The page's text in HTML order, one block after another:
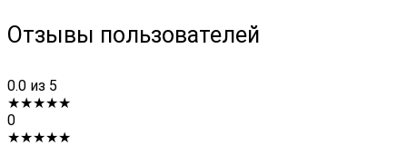
Отзывы пользователей
0.0 из 5
★★★★★
0
★★★★★